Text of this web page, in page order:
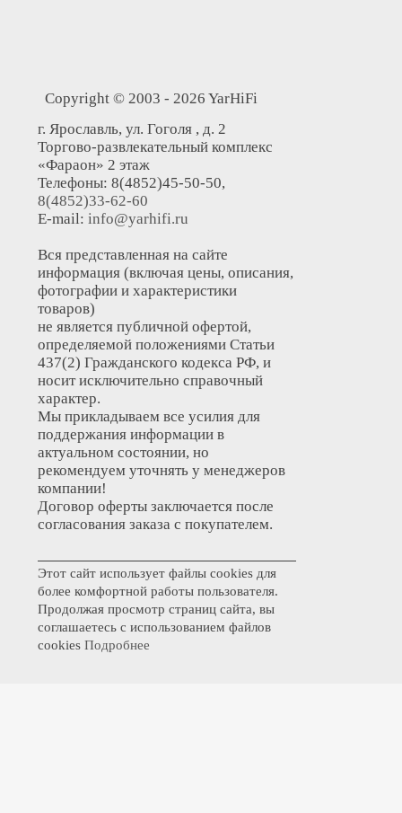
Copyright © 2003 - 2026 YarHiFi
г. Ярославль, ул. Гоголя , д. 2
Торгово-развлекательный комплекс
«Фараон» 2 этаж
Телефоны: 8(4852)45-50-50,
8(4852)33-62-60
E-mail: info@yarhifi.ru
Вся представленная на сайте
информация (включая цены, описания,
фотографии и характеристики
товаров)
не является публичной офертой,
определяемой положениями Статьи
437(2) Гражданского кодекса РФ, и
носит исключительно справочный
характер.
Мы прикладываем все усилия для
поддержания информации в
актуальном состоянии, но
рекомендуем уточнять у менеджеров
компании!
Договор оферты заключается после
согласования заказа с покупателем.
Этот сайт использует файлы cookies для
более комфортной работы пользователя.
Продолжая просмотр страниц сайта, вы
соглашаетесь с использованием файлов
cookies Подробнее